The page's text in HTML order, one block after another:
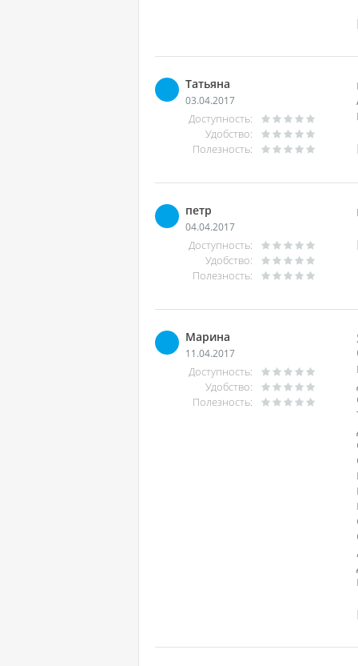
Татьяна
03.04.2017
Доступность:
Удобство:
Полезность:
петр
04.04.2017
Доступность:
Удобство:
Полезность:
Марина
11.04.2017
Доступность:
Удобство:
Полезность: